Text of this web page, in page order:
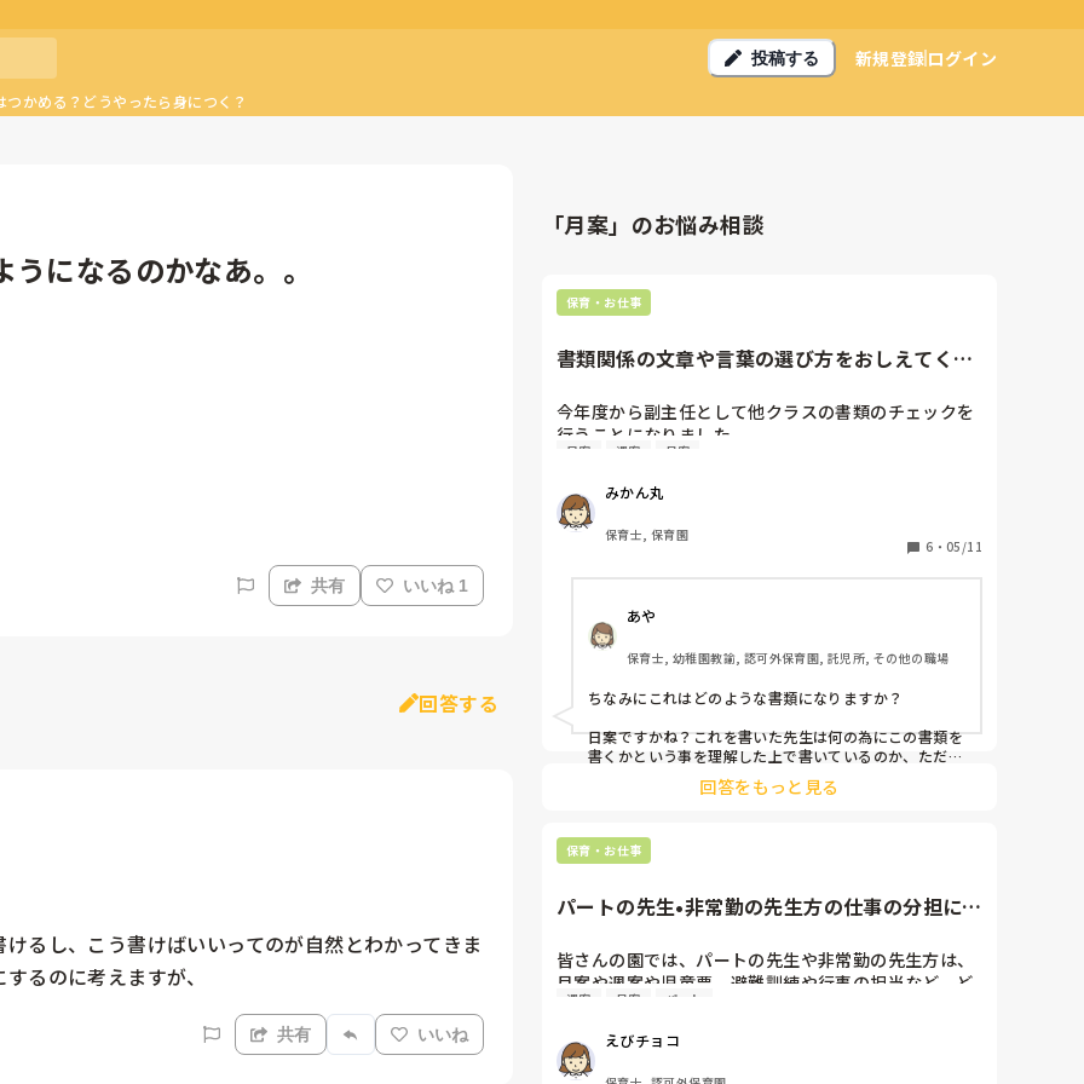
投稿する 新規登録ログイン
つかめる？どうやったら身につく？
になるのかなあ。。
共有 いいね 1
回答する
るし、こう書けばいいってのが自然とわかってきま
るのに考えますが、
共有 いいね
「月案」のお悩み相談
保育・お仕事
書類関係の文章や言葉の選び方をおしえてくだ
今年度から副主任として他クラスの書類のチェックを
行うことになりました。
この1ヶ月強、実際にやってみて気になる表現を多々
特に20代の職員が書く文章が気になることが多いで
す。例えば以下のような文書です。(多少いじってはい
ことが多かった。静かにできるよう声掛けを気をつけ
ていく。折り紙の時間では保育者の手本通りに折るこ
とができていた。
と言ったものです。上記の内容だけでも入れたい赤は
たくさんあるのですが…
自分がこれまでの先輩たちに厳しく教育されてきたか
ら余計気になっちゃうのかな…と思ってしまうのです
が、皆さんはどう思われますか？
◯訂正があるならどの点か
ぜひ教えて頂けるとありがたいです。
ちなみに、気になる点を上司に確認するもはっきりと
日案 週案 月案
みかん丸
保育士, 保育園
6 ・ 05/11
あや
保育士, 幼稚園教諭, 認可外保育園, 託児所, その他の職場
ちなみにこれはどのような書類になりますか？
日案ですかね？これを書いた先生は何の為にこの書類を
書くかという事を理解した上で書いているのか、ただや
っつけで書いているのか…文章よりもそちらの方が気に
なってしまいました。
みかん丸さんとしては誤字脱字や文章の構成等、国語
力、日本語力を指導されたいのでしょうか？またもしそ
いう義務感？
この先生もみかん丸さんもどこに目的を置いてらっしゃ
るのか、何の為の書類なのか、何の為にチェックするの
か、その辺りを明確化してからの指導、上司の方へのご
ご質問に対する答えになっておらず申し訳ございません
回答をもっと見る
保育・お仕事
パートの先生•非常勤の先生方の仕事の分担につ
皆さんの園では、パートの先生や非常勤の先生方は、
月案や週案や児童票、避難訓練や行事の担当など、ど
の程度、携わっていますか？
私の園では現状、月案のみ、行事のみ、と、統一して
いない為「統一した方が良いのでは？」という意見が
週案 月案 パート
えびチョコ